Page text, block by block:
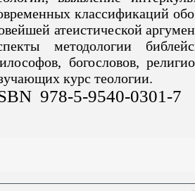
классификаций
атеистической
методологии
богосло­вов,
курс теологии.
978-5-9540-0301-7